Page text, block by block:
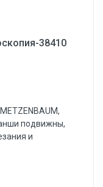
38410
подвижны,
и